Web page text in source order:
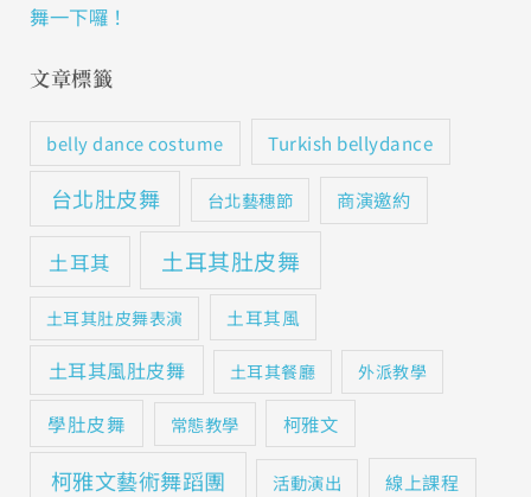
舞一下囉！
文章標籤
belly dance costume Turkish bellydance
台北肚皮舞 台北藝穗節 商演邀約
土耳其 土耳其肚皮舞
土耳其肚皮舞表演 土耳其風
土耳其風肚皮舞 土耳其餐廳 外派教學
學肚皮舞 常態教學 柯雅文
柯雅文藝術舞蹈團 活動演出 線上課程